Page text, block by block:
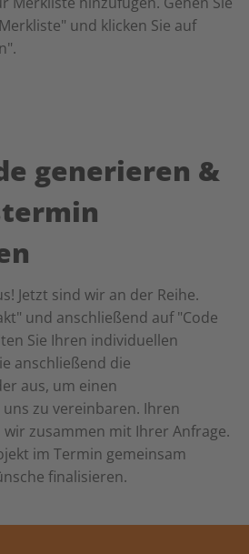
und klicken Sie auf
generieren &
Jetzt sind wir an der Reihe.
und anschließend auf "Code
Sie Ihren individuellen
anschließend die
aus, um einen
zu vereinbaren. Ihren
zusammen mit Ihrer Anfrage.
im Termin gemeinsam
finalisieren.